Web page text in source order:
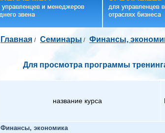
Главная / Семинары / Финансы,
Для просмотра программы
название курса
Финансы, экономика